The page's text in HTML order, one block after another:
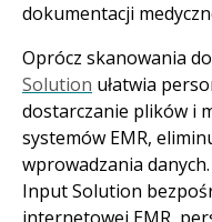
dokumentacji
Oprócz skanowania
Solution ułatwia
dostarczanie plików i
systemów EMR,
wprowadzania
Input Solution